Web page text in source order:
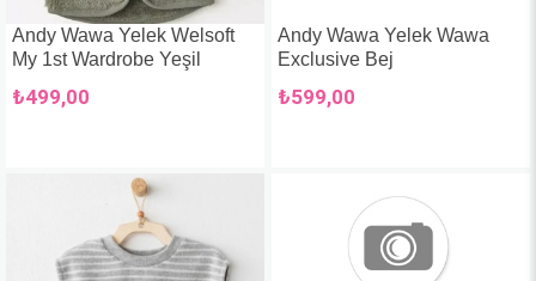
Andy Wawa Yelek Welsoft
My 1st Wardrobe Yeşil
₺499,00
Andy Wawa Yelek Wawa
Exclusive Bej
₺599,00